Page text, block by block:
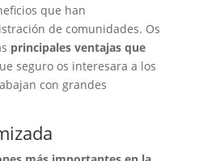
que han
de comunidades. Os
principales ventajas que
seguro os interesara a los
con grandes